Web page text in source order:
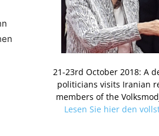
21-23rd October 2018: A
politicians visits Iranian
members of the
Lesen Sie hier den